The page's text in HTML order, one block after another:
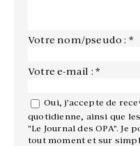
Votre nom/pseudo : *
Votre e-mail : *
Oui, j'accepte de
quotidienne, ainsi que
"Le Journal des OPA".
tout moment et sur